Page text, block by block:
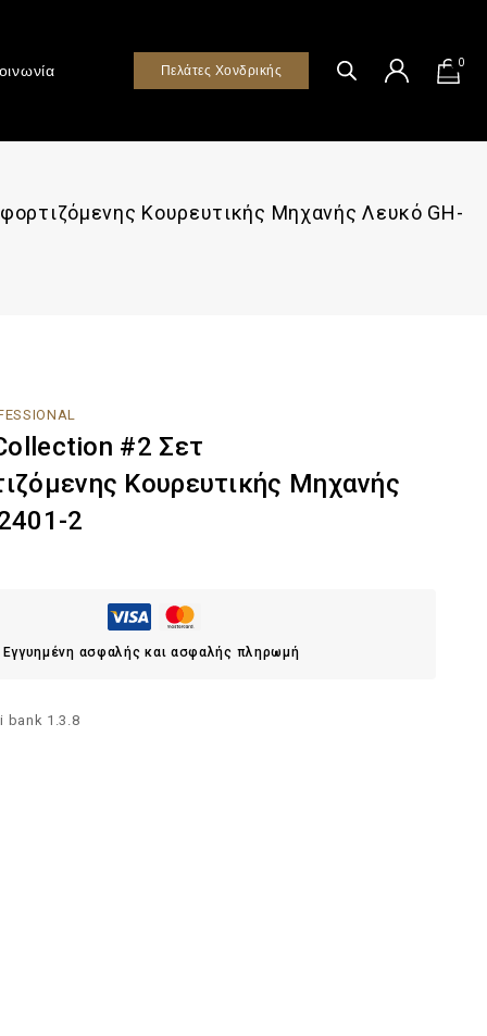
Πελάτες Χονδρικής 0
Κουρευτικής Μηχανής Λευκό GH-
#2 Σετ
Κουρευτικής Μηχανής
2
Εγγυημένη ασφαλής και ασφαλής πληρωμή